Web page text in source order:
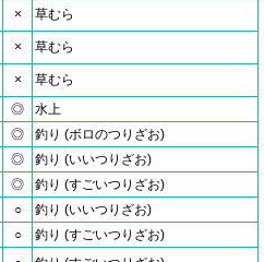
× 草むら
× 草むら
× 草むら
◎
水上
◎
釣り (ボロのつりざお)
◎
釣り (いいつりざお)
◎ 釣り (すごいつりざお)
○
釣り (いいつりざお)
○
釣り (すごいつりざお)